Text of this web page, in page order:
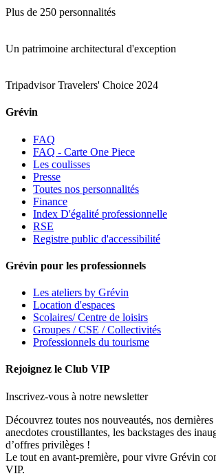
Plus de 250 personnalités
Un patrimoine architectural d'exception
Tripadvisor Travelers' Choice 2024
Grévin
FAQ
FAQ - Carte One Piece
Les coulisses
Presse
Toutes nos personnalités
Finance
Index D'égalité professionnelle
RSE
Registre public d'accessibilité
Grévin pour les professionnels
Les ateliers by Grévin
Location d'espaces
Scolaires/ Centre de loisirs
Groupes / CSE / Collectivités
Professionnels du tourisme
Rejoignez le Club VIP
Inscrivez-vous à notre newsletter
Découvrez toutes nos nouveautés, nos
anecdotes croustillantes, les backstages des
d’offres privilèges !
Le tout en avant-première, pour vivre Grévin
VIP.